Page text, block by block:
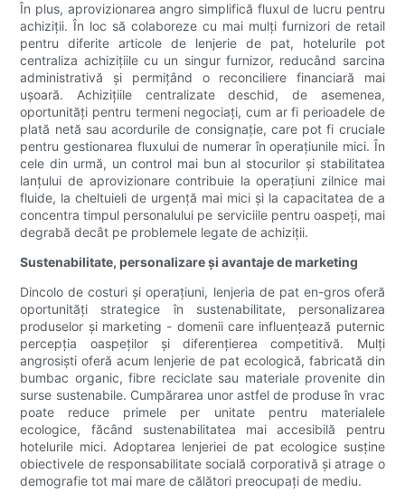
În plus, aprovizionarea angro simplifică fluxul de lucru pentru
achiziții. În loc să colaboreze cu mai mulți furnizori de retail
pentru diferite articole de lenjerie de pat, hotelurile pot
centraliza achizițiile cu un singur furnizor, reducând sarcina
administrativă și permițând o reconciliere financiară mai
ușoară. Achizițiile centralizate deschid, de asemenea,
oportunități pentru termeni negociați, cum ar fi perioadele de
plată netă sau acordurile de consignație, care pot fi cruciale
pentru gestionarea fluxului de numerar în operațiunile mici. În
cele din urmă, un control mai bun al stocurilor și stabilitatea
lanțului de aprovizionare contribuie la operațiuni zilnice mai
fluide, la cheltuieli de urgență mai mici și la capacitatea de a
concentra timpul personalului pe serviciile pentru oaspeți, mai
degrabă decât pe problemele legate de achiziții.
Sustenabilitate, personalizare și avantaje de marketing
Dincolo de costuri și operațiuni, lenjeria de pat en-gros oferă
oportunități strategice în sustenabilitate, personalizarea
produselor și marketing - domenii care influențează puternic
percepția oaspeților și diferențierea competitivă. Mulți
angrosiști ​​oferă acum lenjerie de pat ecologică, fabricată din
bumbac organic, fibre reciclate sau materiale provenite din
surse sustenabile. Cumpărarea unor astfel de produse în vrac
poate reduce primele per unitate pentru materialele
ecologice, făcând sustenabilitatea mai accesibilă pentru
hotelurile mici. Adoptarea lenjeriei de pat ecologice susține
obiectivele de responsabilitate socială corporativă și atrage o
demografie tot mai mare de călători preocupați de mediu.